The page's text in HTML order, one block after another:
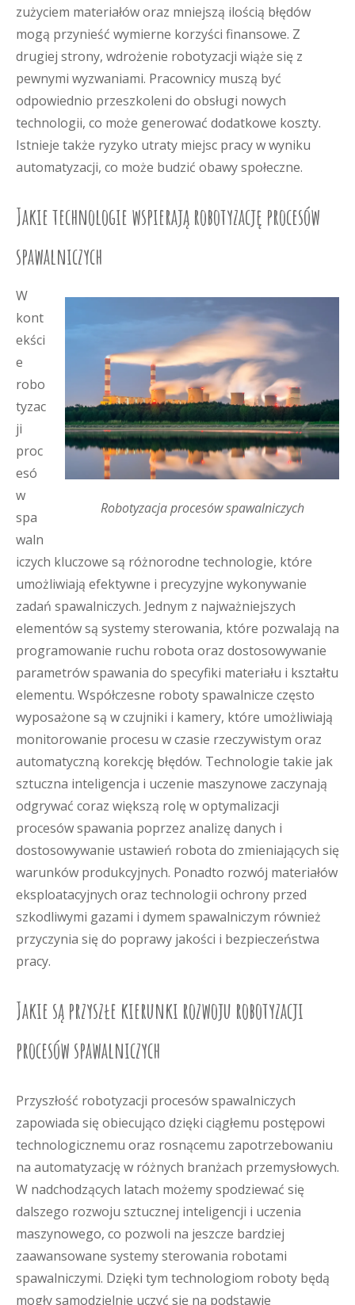
zużyciem materiałów oraz mniejszą ilością błędów
mogą przynieść wymierne korzyści finansowe. Z
drugiej strony, wdrożenie robotyzacji wiąże się z
pewnymi wyzwaniami. Pracownicy muszą być
odpowiednio przeszkoleni do obsługi nowych
technologii, co może generować dodatkowe koszty.
Istnieje także ryzyko utraty miejsc pracy w wyniku
automatyzacji, co może budzić obawy społeczne.
Jakie technologie wspierają robotyzację procesów
spawalniczych
Robotyzacja procesów spawalniczych
W
kont
ekści
e
robo
tyzac
ji
proc
esó
w
spa
waln
iczych kluczowe są różnorodne technologie, które
umożliwiają efektywne i precyzyjne wykonywanie
zadań spawalniczych. Jednym z najważniejszych
elementów są systemy sterowania, które pozwalają na
programowanie ruchu robota oraz dostosowywanie
parametrów spawania do specyfiki materiału i kształtu
elementu. Współczesne roboty spawalnicze często
wyposażone są w czujniki i kamery, które umożliwiają
monitorowanie procesu w czasie rzeczywistym oraz
automatyczną korekcję błędów. Technologie takie jak
sztuczna inteligencja i uczenie maszynowe zaczynają
odgrywać coraz większą rolę w optymalizacji
procesów spawania poprzez analizę danych i
dostosowywanie ustawień robota do zmieniających się
warunków produkcyjnych. Ponadto rozwój materiałów
eksploatacyjnych oraz technologii ochrony przed
szkodliwymi gazami i dymem spawalniczym również
przyczynia się do poprawy jakości i bezpieczeństwa
pracy.
Jakie są przyszłe kierunki rozwoju robotyzacji
procesów spawalniczych
Przyszłość robotyzacji procesów spawalniczych
zapowiada się obiecująco dzięki ciągłemu postępowi
technologicznemu oraz rosnącemu zapotrzebowaniu
na automatyzację w różnych branżach przemysłowych.
W nadchodzących latach możemy spodziewać się
dalszego rozwoju sztucznej inteligencji i uczenia
maszynowego, co pozwoli na jeszcze bardziej
zaawansowane systemy sterowania robotami
spawalniczymi. Dzięki tym technologiom roboty będą
mogły samodzielnie uczyć się na podstawie